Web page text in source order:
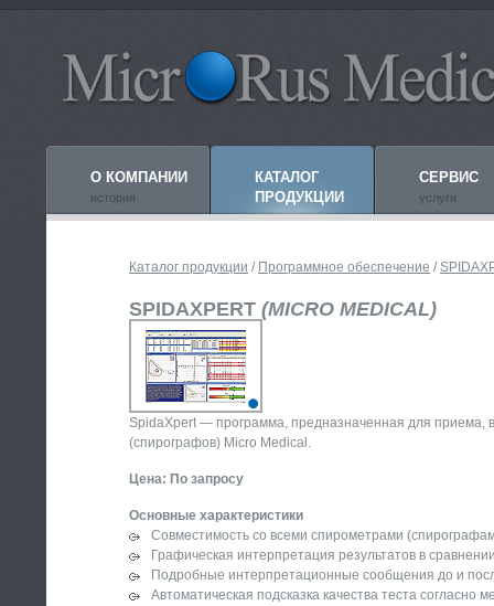
О КОМПАНИИ
история
КАТАЛОГ
ПРОДУКЦИИ
СЕРВИС
услуги
Каталог продукции / Программное обеспечение /
SPIDAXPERT (MICRO MEDICAL)
SpidaXpert — программа, предназначенная для приема,
(спирографов) Micro Medical.
Цена: По запросу
Основные характеристики
Совместимость со всеми спирометрами
Графическая интерпретация результатов в
Подробные интерпретационные сообщения до и
Автоматическая подсказка качества теста согласно